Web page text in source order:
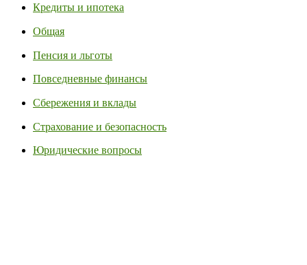
Кредиты и ипотека
Общая
Пенсия и льготы
Повседневные финансы
Сбережения и вклады
Страхование и безопасность
Юридические вопросы